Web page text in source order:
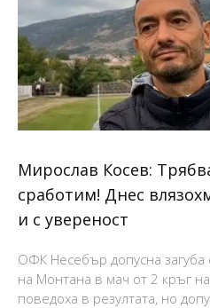
Мирослав Косев:
сработим! Днес
и с увереност
ОФК Несебър допусна загуба
на Монтана в мач от 2 кръг
поведоха в резултата, но